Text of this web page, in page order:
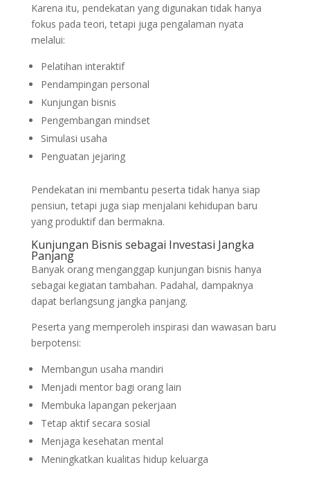
Karena itu, pendekatan yang digunakan tidak hanya
fokus pada teori, tetapi juga pengalaman nyata
melalui:
Pelatihan interaktif
Pendampingan personal
Kunjungan bisnis
Pengembangan mindset
Simulasi usaha
Penguatan jejaring
Pendekatan ini membantu peserta tidak hanya siap
pensiun, tetapi juga siap menjalani kehidupan baru
yang produktif dan bermakna.
Kunjungan Bisnis sebagai Investasi Jangka
Panjang
Banyak orang menganggap kunjungan bisnis hanya
sebagai kegiatan tambahan. Padahal, dampaknya
dapat berlangsung jangka panjang.
Peserta yang memperoleh inspirasi dan wawasan baru
berpotensi:
Membangun usaha mandiri
Menjadi mentor bagi orang lain
Membuka lapangan pekerjaan
Tetap aktif secara sosial
Menjaga kesehatan mental
Meningkatkan kualitas hidup keluarga